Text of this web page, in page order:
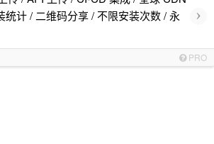
统计 / 二维码分享 / 不限安装次数 / 永
›
PRO